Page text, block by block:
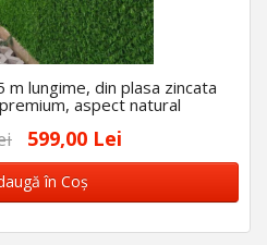
m lungime, din plasa zincata
aspect natural
599,00 Lei
în Coş